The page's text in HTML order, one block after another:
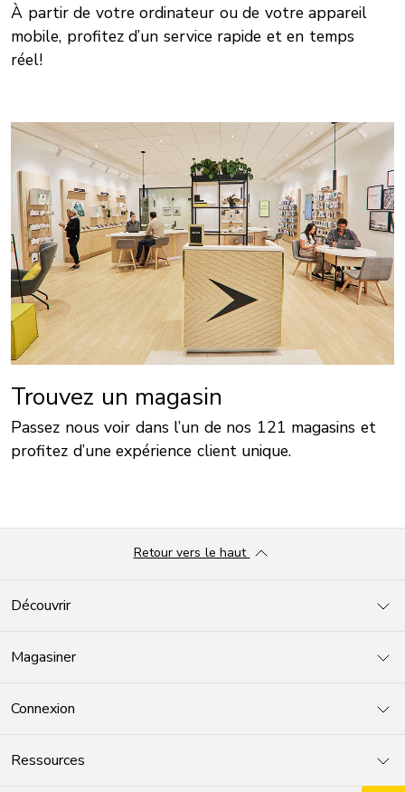
À partir de votre ordinateur ou de votre appareil
mobile, profitez d’un service rapide et en temps
réel!
Trouvez un magasin
Passez nous voir dans l’un de nos 121 magasins et
profitez d’une expérience client unique.
Découvrir
Magasiner
Connexion
Ressources
Retour vers le haut